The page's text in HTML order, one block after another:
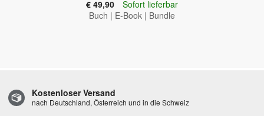
€ 49,90
Sofort lieferbar
Buch | E-Book | Bundle
Kostenloser Versand
nach Deutschland, Österreich und in die Schweiz